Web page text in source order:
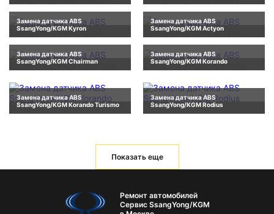
Замена датчика ABS
SsangYong/KGM Kyron
Замена датчика ABS
SsangYong/KGM Actyon
Замена датчика ABS
SsangYong/KGM Chairman
Замена датчика ABS
SsangYong/KGM Korando
Замена датчика ABS
SsangYong/KGM Korando Turismo
Замена датчика ABS
SsangYong/KGM Rodius
Показать еще
Ремонт автомобилей
Сервис SsangYong/KGM